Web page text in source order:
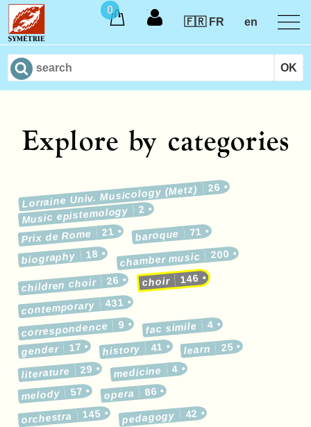
0
🇫🇷 FR
en
Explore by categories
Lorraine Univ. Musicology (Metz) 26
Music epistemology 2
Prix de Rome 21 baroque 71
biography 18 chamber music 200
children choir 26 choir 146
contemporary 431
correspondence 9 fac simile 4
gender 17 history 41 learn 25
literature 29 medicine 4
melody 57 opera 86
orchestra 145 pedagogy 42